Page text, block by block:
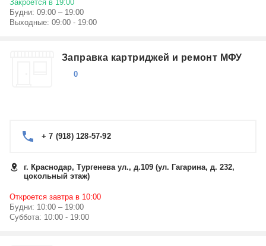
Закроется в 19:00
Будни: 09:00 – 19:00
Выходные: 09:00 - 19:00
Заправка картриджей и ремонт МФУ
0
+ 7 (918) 128-57-92
г. Краснодар, Тургенева ул., д.109 (ул. Гагарина, д. 232,
цокольный этаж)
Откроется завтра в 10:00
Будни: 10:00 – 19:00
Суббота: 10:00 - 19:00